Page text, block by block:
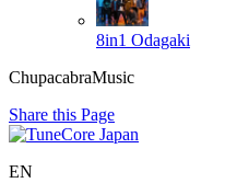
8in1 Odagaki
ChupacabraMusic
Share this Page
EN